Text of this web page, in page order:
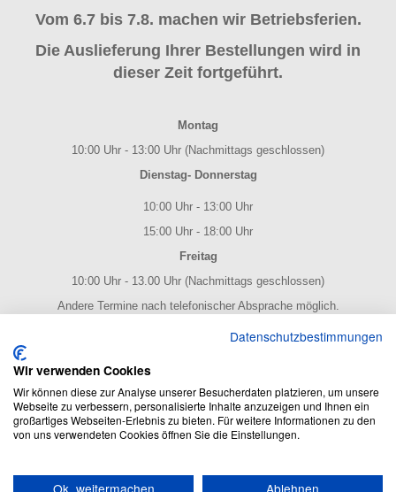
Vom 6.7 bis 7.8. machen wir Betriebsferien.
Die Auslieferung Ihrer Bestellungen wird in
dieser Zeit fortgeführt.
Montag
10:00 Uhr - 13:00 Uhr (Nachmittags geschlossen)
Dienstag- Donnerstag
10:00 Uhr - 13:00 Uhr
15:00 Uhr - 18:00 Uhr
Freitag
10:00 Uhr - 13.00 Uhr (Nachmittags geschlossen)
Andere Termine nach telefonischer Absprache möglich.
NOTENPOST BY ERES Edition
NOTENPOST BY ERES Edition: Der Noten Online Shop - enthält
Datenschutzbestimmungen
Wir verwenden Cookies
Wir können diese zur Analyse unserer Besucherdaten platzieren, um unsere
Webseite zu verbessern, personalisierte Inhalte anzuzeigen und Ihnen ein
großartiges Webseiten-Erlebnis zu bieten. Für weitere Informationen zu den
von uns verwendeten Cookies öffnen Sie die Einstellungen.
Ok, weitermachen Ablehnen